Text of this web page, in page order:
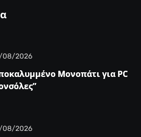
08/2026
Μονοπάτι για PC
08/2026